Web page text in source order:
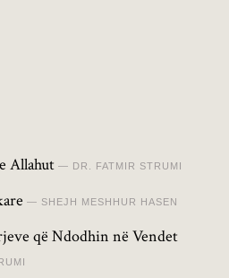
Allahut DR. FATMIR STRUMI
SHEJH MESHHUR HASEN
që Ndodhin në Vendet